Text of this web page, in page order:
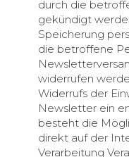
durch die
gekündigt
Speicherung
die betroffene
widerrufen
Widerrufs der
Newsletter ein
besteht die
direkt auf der
Verarbeitung